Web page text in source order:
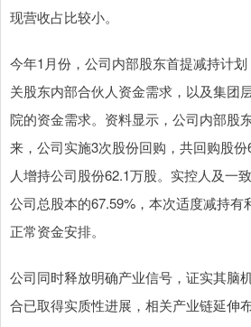
现营收占比较小。
今年1月份，公司内部股东首提减持计
关股东内部合伙人资金需求，以及集团
院的资金需求。资料显示，公司内部股
来，公司实施3次股份回购，共回购股
人增持公司股份62.1万股。实控人及一
公司总股本的67.59%，本次适度减持有
正常资金安排。
公司同时释放明确产业信号，证实其脑
合已取得实质性进展，相关产业链延伸